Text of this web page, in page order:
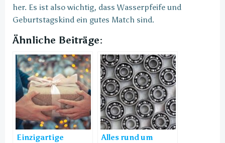
her. Es ist also wichtig, dass Wasserpfeife und
Geburtstagskind ein gutes Match sind.
Ähnliche Beiträge:
Einzigartige
Alles rund um